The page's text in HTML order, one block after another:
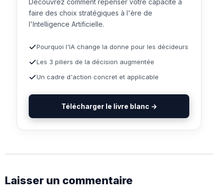
faire des choix stratégiques à l'ère de
l'Intelligence Artificielle.
Pourquoi l'IA change la donne pour les décideurs
Les 3 piliers de la décision augmentée
Un cadre d'action concret et applicable
Télécharger le livre blanc →
Laisser un commentaire